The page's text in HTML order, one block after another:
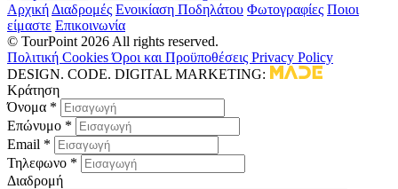
Αρχική Διαδρομές Ενοικίαση Ποδηλάτου Φωτογραφίες Ποιοι
είμαστε Επικοινωνία
© TourPoint 2026 All rights reserved.
Πολιτική CookiesΌροι και Προϋποθέσεις Privacy Policy
DESIGN. CODE. DIGITAL MARKETING:
Κράτηση
Όνομα *
Επώνυμο *
Email *
Τηλεφωνο *
Διαδρομή